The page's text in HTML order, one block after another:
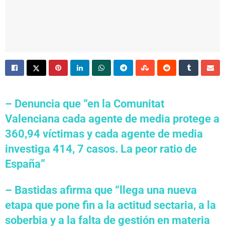
– Denuncia que “en la Comunitat
Valenciana cada agente de media protege a
360,94 víctimas y cada agente de media
investiga 414, 7 casos. La peor ratio de
España”
– Bastidas afirma que “llega una nueva
etapa que pone fin a la actitud sectaria, a la
soberbia y a la falta de gestión en materia